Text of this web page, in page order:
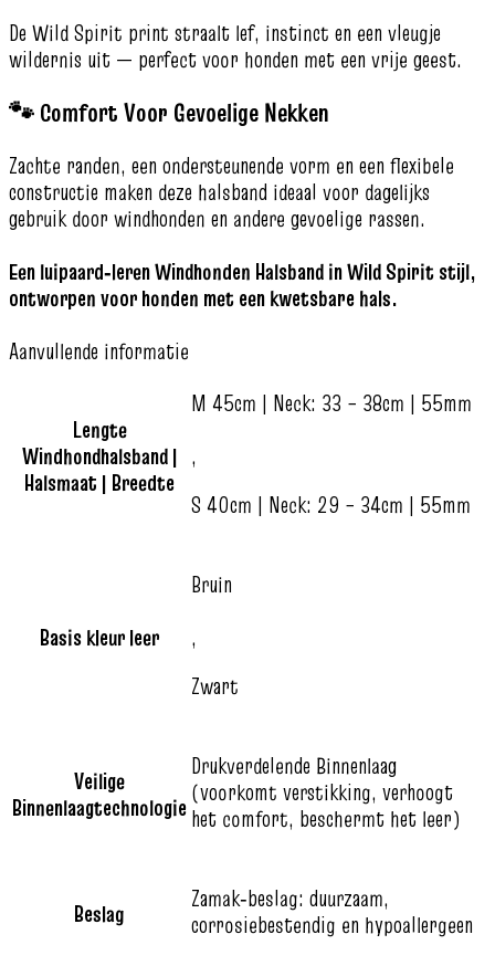
De Wild Spirit print straalt lef, instinct en een vleugje
wildernis uit — perfect voor honden met een vrije geest.
🐾 Comfort Voor Gevoelige Nekken
Zachte randen, een ondersteunende vorm en een flexibele
constructie maken deze halsband ideaal voor dagelijks
gebruik door windhonden en andere gevoelige rassen.
Een luipaard‑leren Windhonden Halsband in Wild Spirit stijl,
ontworpen voor honden met een kwetsbare hals.
Aanvullende informatie
Lengte
Windhondhalsband |
Halsmaat | Breedte
M 45cm | Neck: 33 – 38cm | 55mm
,
S 40cm | Neck: 29 – 34cm | 55mm
Basis kleur leer
Bruin
,
Zwart
Veilige
Binnenlaagtechnologie
Drukverdelende Binnenlaag
(voorkomt verstikking, verhoogt
het comfort, beschermt het leer)
Beslag
Zamak‑beslag: duurzaam,
corrosiebestendig en hypoallergeen